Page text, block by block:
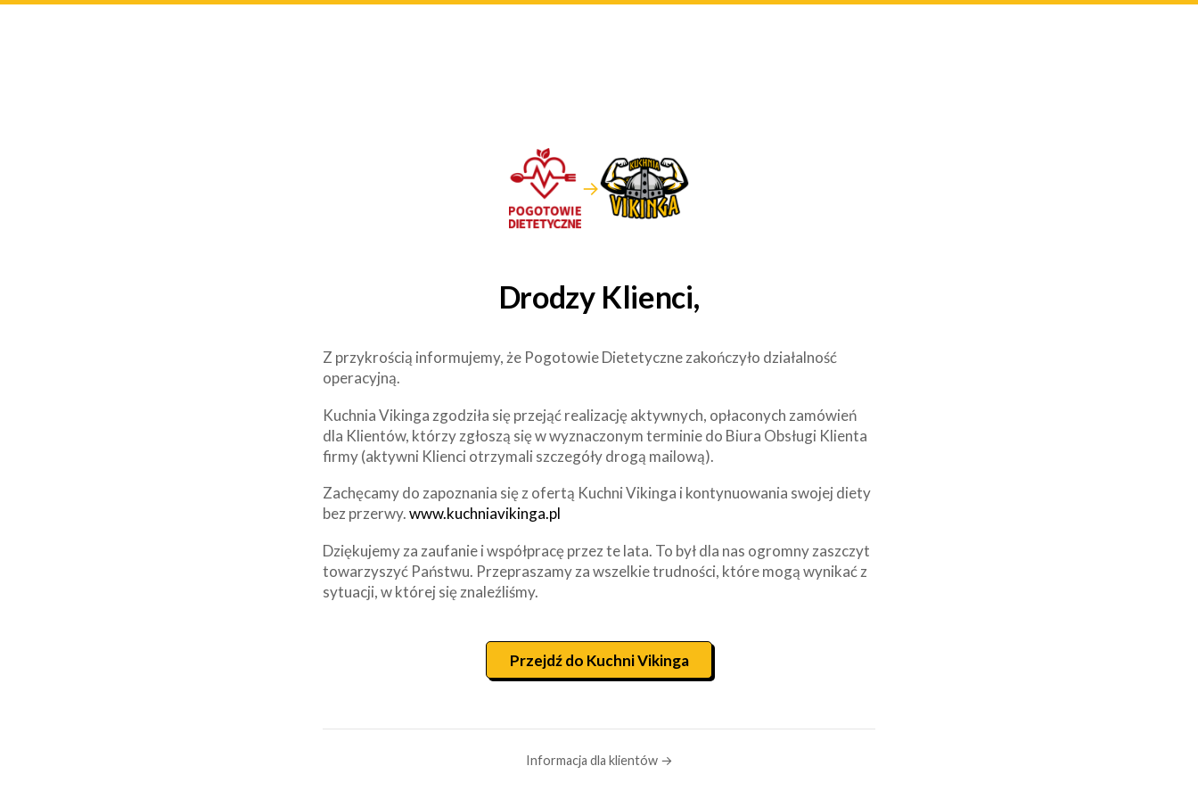
→
Drodzy Klienci,
Z przykrością informujemy, że Pogotowie Dietetyczne zakończyło działalność
operacyjną.
Kuchnia Vikinga zgodziła się przejąć realizację aktywnych, opłaconych zamówień
dla Klientów, którzy zgłoszą się w wyznaczonym terminie do Biura Obsługi Klienta
firmy (aktywni Klienci otrzymali szczegóły drogą mailową).
Zachęcamy do zapoznania się z ofertą Kuchni Vikinga i kontynuowania swojej diety
bez przerwy.www.kuchniavikinga.pl
Dziękujemy za zaufanie i współpracę przez te lata. To był dla nas ogromny zaszczyt
towarzyszyć Państwu. Przepraszamy za wszelkie trudności, które mogą wynikać z
sytuacji, w której się znaleźliśmy.
Przejdź do Kuchni Vikinga
Informacja dla klientów →